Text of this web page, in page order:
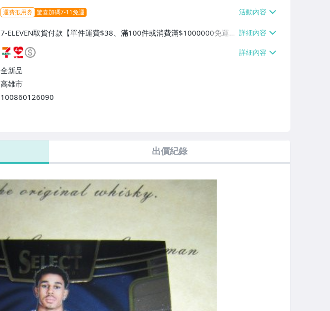
運費抵用券 驚喜加碼7-11免運
7-ELEVEN取貨付款【單件運費$38、滿100件或消費滿$1000000免運
費】、7-ELEVEN取貨不付款【單件運費$38】、萊爾富取貨付款【單件
運費$60、滿50件或消費滿$300000免運費】、郵局掛號【單件運費$5
0、滿30件或消費滿$30000免運費】
全新品
高雄市
100860126090
出價紀錄